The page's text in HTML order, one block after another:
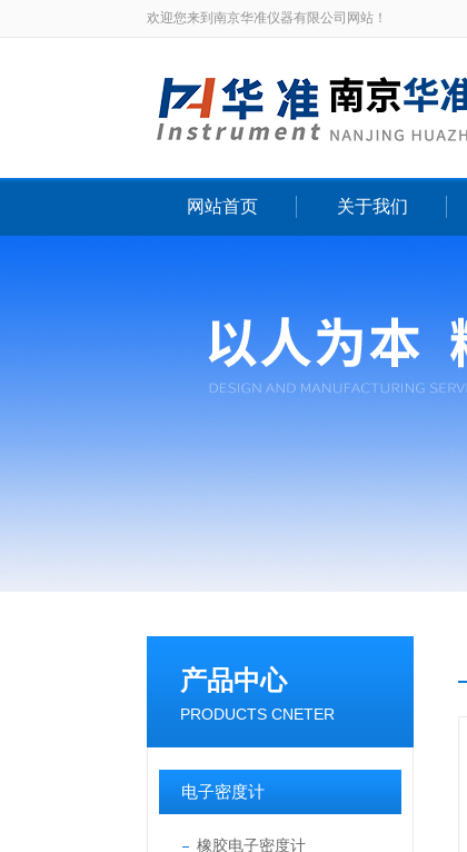
欢迎您来到南京华准仪器有限公司网站！
网站首页 关于我们
产品中心
PRODUCTS CNETER
电子密度计
橡胶电子密度计